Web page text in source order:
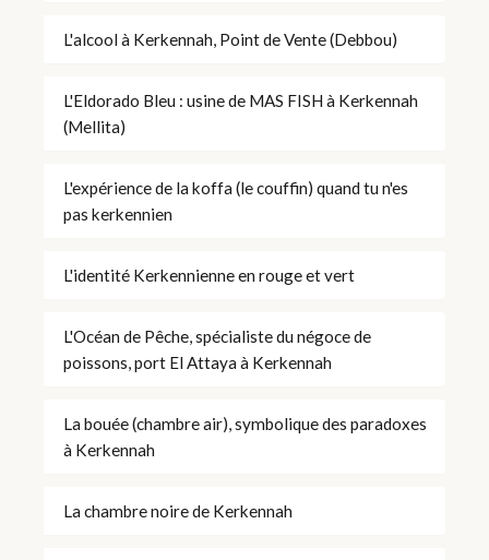
L'alcool à Kerkennah, Point de Vente (Debbou)
L'Eldorado Bleu : usine de MAS FISH à Kerkennah
(Mellita)
L'expérience de la koffa (le couffin) quand tu n'es
pas kerkennien
L'identité Kerkennienne en rouge et vert
L'Océan de Pêche, spécialiste du négoce de
poissons, port El Attaya à Kerkennah
La bouée (chambre air), symbolique des paradoxes
à Kerkennah
La chambre noire de Kerkennah